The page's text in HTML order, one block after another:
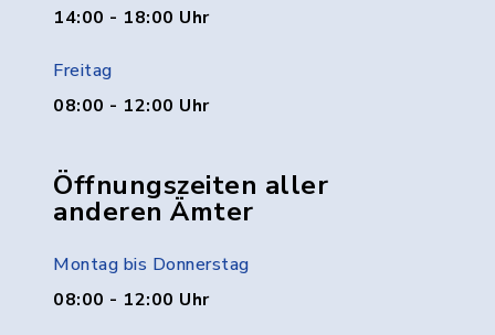
14:00 - 18:00 Uhr
Freitag
08:00 - 12:00 Uhr
Öffnungszeiten aller
anderen Ämter
Montag bis Donnerstag
08:00 - 12:00 Uhr